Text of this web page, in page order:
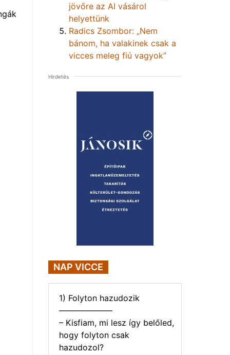
jövőre az AI vásárol
helyettünk
Radics Zsombor: „Nem
bánom, ha valakinek csak a
vicces meleg fiú vagyok”
Hirdetés
NAP VICCE
1) Folyton hazudozik
——————–
– Kisfiam, mi lesz így belőled,
hogy folyton csak
hazudozol?